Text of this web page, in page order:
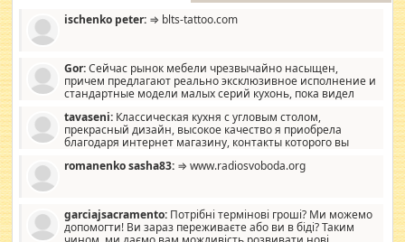
ischenko peter: ⇒ blts-tattoo.com
Gor:Сейчас рынок мебели чрезвычайно насыщен,
причем предлагают реально эксклюзивное исполнение и
стандартные модели малых серий кухонь, пока видел
стандартные формы, в MebelOk, креативненько и что главное -
со вкусом все в порядке, без ненужных наворотов удорожающих
мебель, а это не последний фактор.
tavaseni: Классическая кухня с угловым столом,
прекрасный дизайн, высокое качество я приобрела
благодаря интернет магазину, контакты которого вы
romanenko sasha83: ⇒ www.radiosvoboda.org
garciajsacramento: Потрібні термінові гроші? Ми можемо
допомогти! Ви зараз переживаєте або ви в біді? Таким